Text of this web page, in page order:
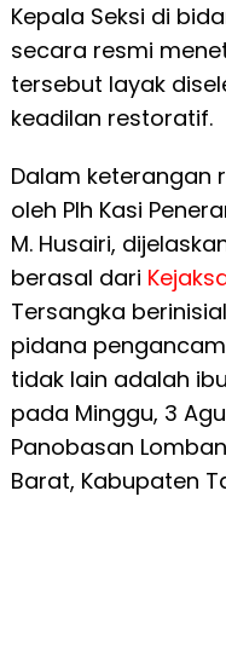
Kepala Seksi di
secara resmi
tersebut layak
keadilan restoratif.
Dalam keterangan
oleh Plh Kasi
M. Husairi,
berasal dari
Tersangka
pidana
tidak lain adalah
pada Minggu, 3
Panobasan
Barat, Kabupaten